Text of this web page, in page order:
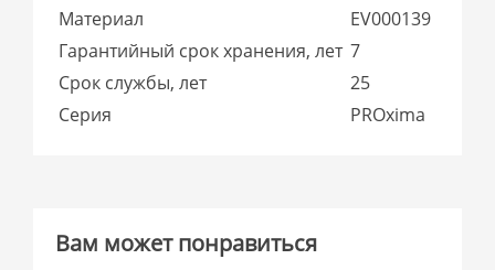
Материал
EV000139
Гарантийный срок хранения, лет 7
Срок службы, лет
25
Серия
PROxima
Вам может понравиться